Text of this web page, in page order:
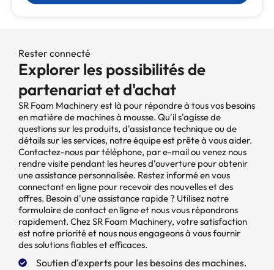
Rester connecté
Explorer les possibilités de
partenariat et d'achat
SR Foam Machinery est là pour répondre à tous vos besoins
en matière de machines à mousse. Qu'il s'agisse de
questions sur les produits, d'assistance technique ou de
détails sur les services, notre équipe est prête à vous aider.
Contactez-nous par téléphone, par e-mail ou venez nous
rendre visite pendant les heures d'ouverture pour obtenir
une assistance personnalisée. Restez informé en vous
connectant en ligne pour recevoir des nouvelles et des
offres. Besoin d'une assistance rapide ? Utilisez notre
formulaire de contact en ligne et nous vous répondrons
rapidement. Chez SR Foam Machinery, votre satisfaction
est notre priorité et nous nous engageons à vous fournir
des solutions fiables et efficaces.
Soutien d'experts pour les besoins des machines.